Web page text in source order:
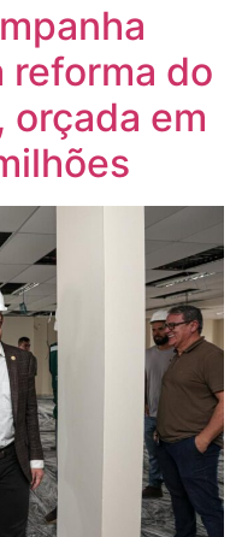
reforma do
orçada em